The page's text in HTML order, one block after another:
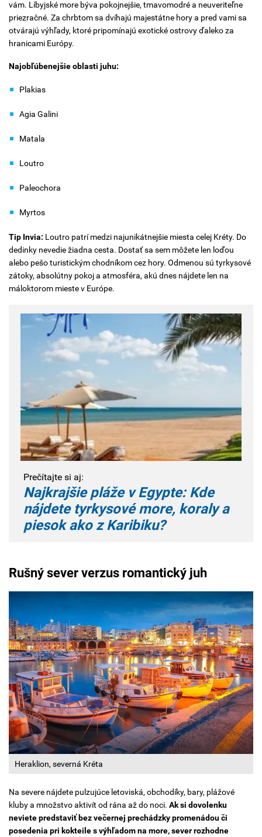
vám. Líbyjské more býva pokojnejšie, tmavomodré a neuveriteľne
priezračné. Za chrbtom sa dvíhajú majestátne hory a pred vami sa
otvárajú výhľady, ktoré pripomínajú exotické ostrovy ďaleko za
hranicami Európy.
Najobľúbenejšie oblasti juhu:
Plakias
Agia Galini
Matala
Loutro
Paleochora
Myrtos
Tip Invia: Loutro patrí medzi najunikátnejšie miesta celej Kréty. Do
dedinky nevedie žiadna cesta. Dostať sa sem môžete len loďou
alebo pešo turistickým chodníkom cez hory. Odmenou sú tyrkysové
zátoky, absolútny pokoj a atmosféra, akú dnes nájdete len na
máloktorom mieste v Európe.
Prečítajte si aj:
Najkrajšie pláže v Egypte: Kde
nájdete tyrkysové more, koraly a
piesok ako z Karibiku?
Rušný sever verzus romantický juh
Heraklion, severná Kréta
Na severe nájdete pulzujúce letoviská, obchodíky, bary, plážové
kluby a množstvo aktivít od rána až do noci. Ak si dovolenku
neviete predstaviť bez večernej prechádzky promenádou či
posedenia pri kokteile s výhľadom na more, sever rozhodne